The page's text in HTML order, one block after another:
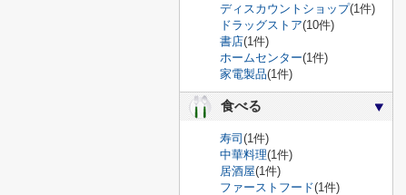
ディスカウントショップ(1件)
ドラッグストア(10件)
書店(1件)
ホームセンター(1件)
家電製品(1件)
食べる
寿司 (1件)
中華料理(1件)
居酒屋(1件)
ファーストフード(1件)